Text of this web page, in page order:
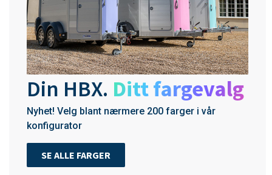
Din HBX. Ditt fargevalg
Nyhet! Velg blant nærmere 200 farger i vår
konfigurator
SE ALLE FARGER